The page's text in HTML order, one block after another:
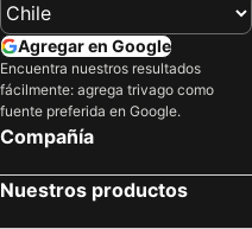
Hotel Kamalame Cay
Agregar en Google
Encuentra nuestros resultados
fácilmente: agrega trivago como
fuente preferida en Google.
Compañía
Nuestros productos